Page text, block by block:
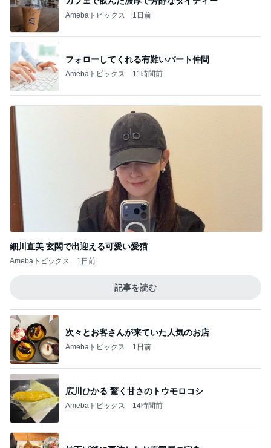
Amebaトピックス 1日前
フォローしてくれる有難いパート仲間
Amebaトピックス 11時間前
細川直美 玄関で出迎える可愛い愛猫
Amebaトピックス 1日前
記事を読む
次々とお客さんが来ていた人気のお店
Amebaトピックス 1日前
広川ひかる 驚く甘さのトウモロコシ
Amebaトピックス 14時間前